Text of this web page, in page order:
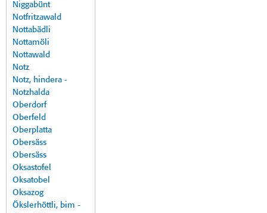
Niggabünt
Notfritzawald
Nottabädli
Nottamöli
Nottawald
Notz
Notz, hindera -
Notzhalda
Oberdorf
Oberfeld
Oberplatta
Obersäss
Obersäss
Oksastofel
Oksatobel
Oksazog
Ökslerhöttli, bim -